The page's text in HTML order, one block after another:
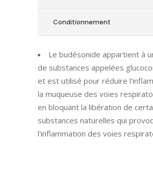
Conditionnement
Le budésonide appartient à
de substances appelées
et est utilisé pour réduire
la muqueuse des voies
en bloquant la libération de
substances naturelles qui
l'inflammation des voies